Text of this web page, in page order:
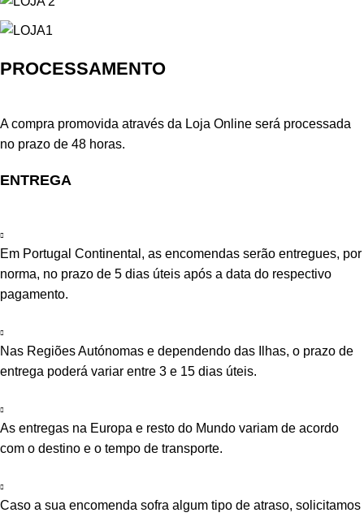
PROCESSAMENTO
A compra promovida através da Loja Online será processada
no prazo de 48 horas.
ENTREGA
Em Portugal Continental, as encomendas serão entregues, por
norma, no prazo de 5 dias úteis após a data do respectivo
pagamento.
Nas Regiões Autónomas e dependendo das Ilhas, o prazo de
entrega poderá variar entre 3 e 15 dias úteis.
As entregas na Europa e resto do Mundo variam de acordo
com o destino e o tempo de transporte.
Caso a sua encomenda sofra algum tipo de atraso, solicitamos